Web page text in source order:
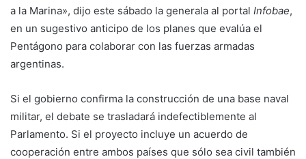
a la Marina», dijo este sábado la generala al portal Infobae,
en un sugestivo anticipo de los planes que evalúa el
Pentágono para colaborar con las fuerzas armadas
argentinas.
Si el gobierno confirma la construcción de una base naval
militar, el debate se trasladará indefectiblemente al
Parlamento. Si el proyecto incluye un acuerdo de
cooperación entre ambos países que sólo sea civil también